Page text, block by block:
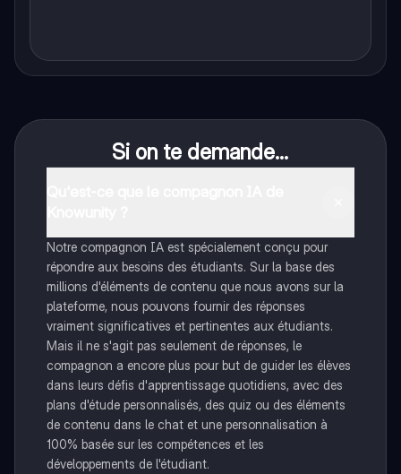
Si on te demande...
Notre compagnon IA est spécialement conçu pour
répondre aux besoins des étudiants. Sur la base des
millions d'éléments de contenu que nous avons sur la
plateforme, nous pouvons fournir des réponses
vraiment significatives et pertinentes aux étudiants.
Mais il ne s'agit pas seulement de réponses, le
compagnon a encore plus pour but de guider les élèves
dans leurs défis d'apprentissage quotidiens, avec des
plans d'étude personnalisés, des quiz ou des éléments
de contenu dans le chat et une personnalisation à
100% basée sur les compétences et les
développements de l'étudiant.